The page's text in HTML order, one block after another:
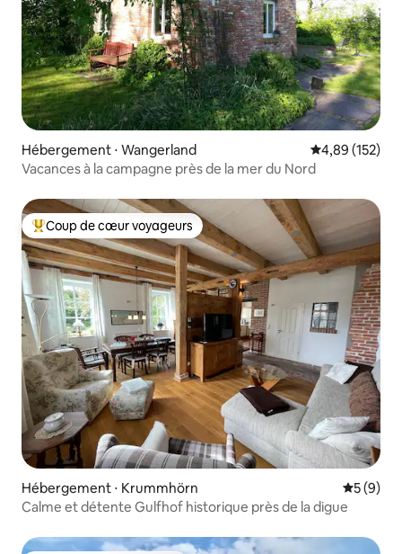
Hébergement ⋅ Wangerland Évaluation
4,89 (152)
Vacances à la campagne près de la mer du Nord
Coups de cœur voyageurs les plus appréciés
Coup de cœur voyageurs
Hébergement ⋅ Krummhörn
5 (9)
Calme et détente Gulfhof historique près de la digue